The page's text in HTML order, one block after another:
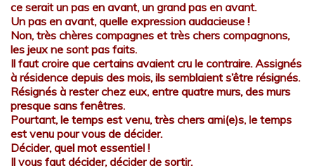
ce serait un pas en avant, un grand pas en avant.
Un pas en avant, quelle expression audacieuse !
Non, très chères compagnes et très chers compagnons,
les jeux ne sont pas faits.
Il faut croire que certains avaient cru le contraire. Assignés
à résidence depuis des mois, ils semblaient s’être résignés.
Résignés à rester chez eux, entre quatre murs, des murs
presque sans fenêtres.
Pourtant, le temps est venu, très chers ami(e)s, le temps
est venu pour vous de décider.
Décider, quel mot essentiel !
Il vous faut décider, décider de sortir.